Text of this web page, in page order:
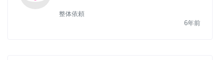
整体依頼
6年前